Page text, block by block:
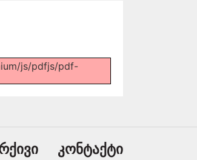
js/pdfjs/pdf-
კონტაქტი